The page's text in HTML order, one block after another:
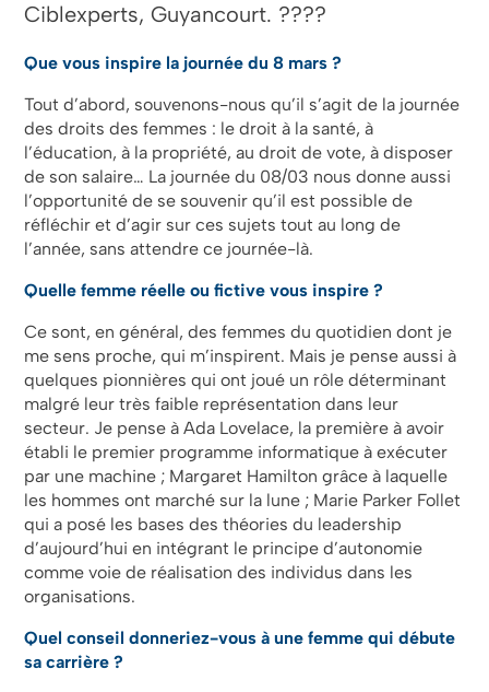
Ciblexperts, Guyancourt. ????
Que vous inspire la journée du 8 mars ?
Tout d’abord, souvenons-nous qu’il s’agit de la journée
des droits des femmes : le droit à la santé, à
l’éducation, à la propriété, au droit de vote, à disposer
de son salaire… La journée du 08/03 nous donne aussi
l’opportunité de se souvenir qu’il est possible de
réfléchir et d’agir sur ces sujets tout au long de
l’année, sans attendre ce journée-là.
Quelle femme réelle ou fictive vous inspire ?
Ce sont, en général, des femmes du quotidien dont je
me sens proche, qui m’inspirent. Mais je pense aussi à
quelques pionnières qui ont joué un rôle déterminant
malgré leur très faible représentation dans leur
secteur. Je pense à Ada Lovelace, la première à avoir
établi le premier programme informatique à exécuter
par une machine ; Margaret Hamilton grâce à laquelle
les hommes ont marché sur la lune ; Marie Parker Follet
qui a posé les bases des théories du leadership
d’aujourd’hui en intégrant le principe d’autonomie
comme voie de réalisation des individus dans les
organisations.
Quel conseil donneriez-vous à une femme qui débute
sa carrière ?